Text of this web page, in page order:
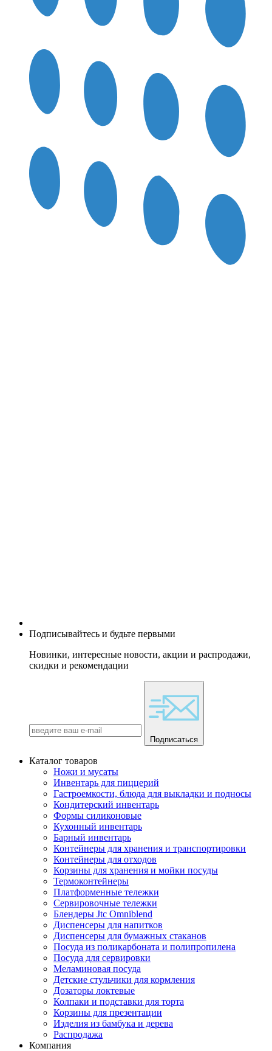
Подписывайтесь и будьте первыми
Новинки, интересные новости, акции и распродажи,
скидки и рекомендации
Подписаться
Каталог товаров
Ножи и мусаты
Инвентарь для пиццерий
Гастроемкости, блюда для выкладки и подносы
Кондитерский инвентарь
Формы силиконовые
Кухонный инвентарь
Барный инвентарь
Контейнеры для хранения и транспортировки
Контейнеры для отходов
Корзины для хранения и мойки посуды
Термоконтейнеры
Платформенные тележки
Сервировочные тележки
Блендеры Jtc Omniblend
Диспенсеры для напитков
Диспенсеры для бумажных стаканов
Посуда из поликарбоната и полипропилена
Посуда для сервировки
Меламиновая посуда
Детские стульчики для кормления
Дозаторы локтевые
Колпаки и подставки для торта
Корзины для презентации
Изделия из бамбука и дерева
Распродажа
Компания